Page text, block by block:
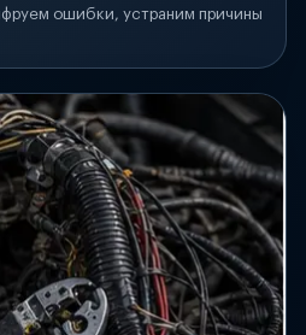
ошибки, устраним причины